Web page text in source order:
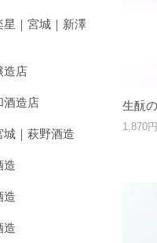
生酛
1,870
星｜宮城｜新澤
造店
酒造店
｜萩野酒造
造
造
造